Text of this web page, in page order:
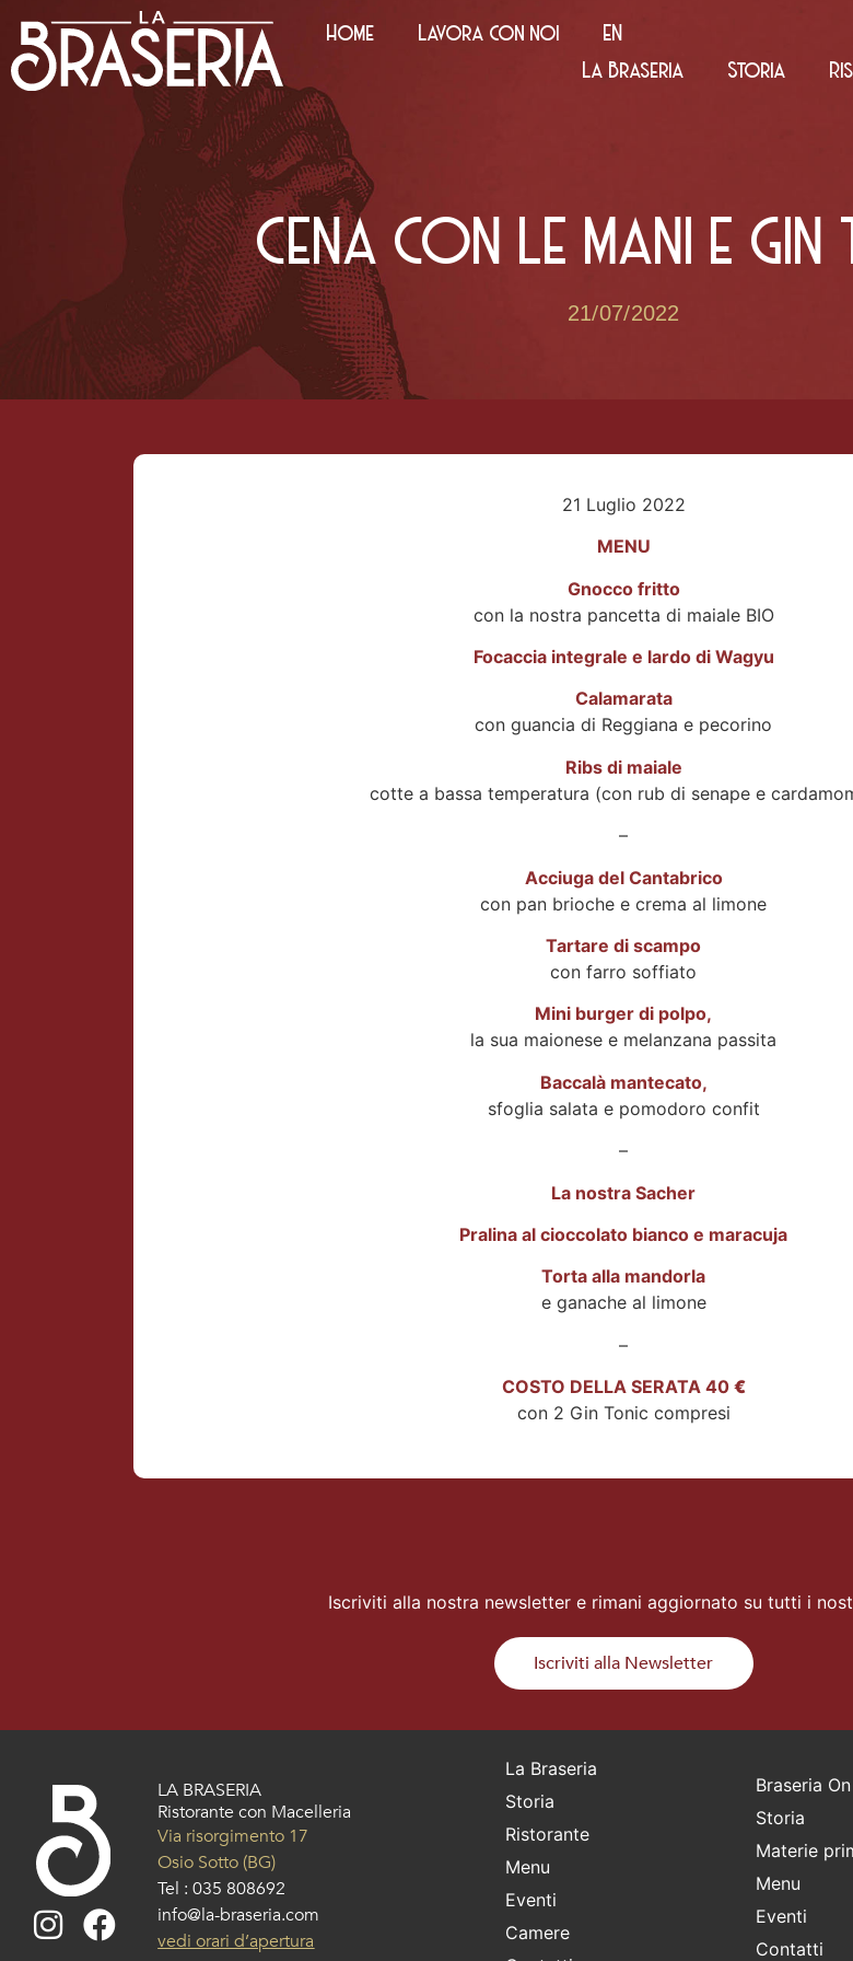
Home Lavora con noi
EN
La Braseria
Storia
CENA CON LE MANI E GIN
21/07/2022
21 Luglio 2022
MENU
Gnocco fritto
con la nostra pancetta di maiale BIO
Focaccia integrale e lardo di Wagyu
Calamarata
con guancia di Reggiana e pecorino
Ribs di maiale
cotte a bassa temperatura (con rub di senape e
–
Acciuga del Cantabrico
con pan brioche e crema al limone
Tartare di scampo
con farro soffiato
Mini burger di polpo,
la sua maionese e melanzana passita
Baccalà mantecato,
sfoglia salata e pomodoro confit
–
La nostra Sacher
Pralina al cioccolato bianco e maracuja
Torta alla mandorla
e ganache al limone
–
COSTO DELLA SERATA 40 €
con 2 Gin Tonic compresi
Iscriviti alla nostra newsletter e rimani aggiornato su tutti i
Iscriviti alla Newsletter
LA BRASERIA
Ristorante con Macelleria
Via risorgimento 17
Osio Sotto (BG)
Tel :035 808692
info@la-braseria.com
vedi orari d’apertura
La Braseria
Storia
Ristorante
Menu
Eventi
Camere
Braseria
Storia
Materie
Menu
Eventi
Contatti